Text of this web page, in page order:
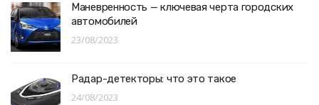
Маневренность — ключевая черта городских
автомобилей
23/08/2023
Радар-детекторы: что это такое
24/08/2023